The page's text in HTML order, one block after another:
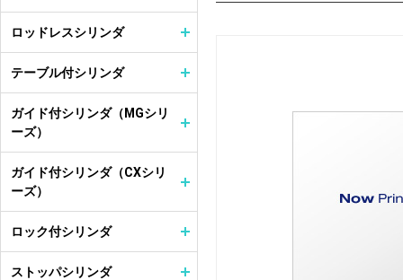
ロッドレスシリンダ
テーブル付シリンダ
ガイド付シリンダ（MGシリ
ーズ）
ガイド付シリンダ（CXシリ
ーズ）
ロック付シリンダ
ストッパシリンダ